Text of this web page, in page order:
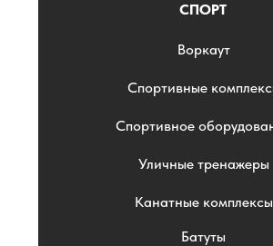
СПОРТ
Воркаут
Спортивные
Спортивное
Уличные тренажеры
Канатные комплексы
Батуты